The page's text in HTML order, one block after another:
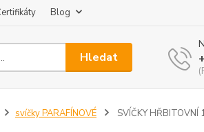
Blog
Hledat
svíčky PARAFÍNOVÉ SVÍČKY HŘBITOVNÍ